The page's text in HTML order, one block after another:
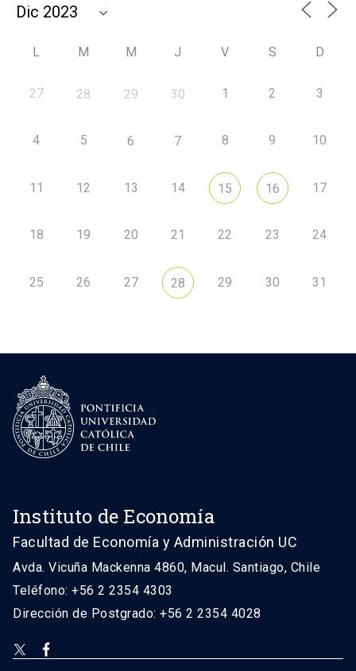
L M M J V S D
27 28 29 30 1 2 3
4 5 6 7 8 9 10
11 12 13 14 15 16 17
18 19 20 21 22 23 24
25 26 27 28 29 30 31
Instituto de Economía
Facultad de Economía y Administración UC
Avda. Vicuña Mackenna 4860, Macul. Santiago, Chile
Teléfono: +56 2 2354 4303
Dirección de Postgrado: +56 2 2354 4028